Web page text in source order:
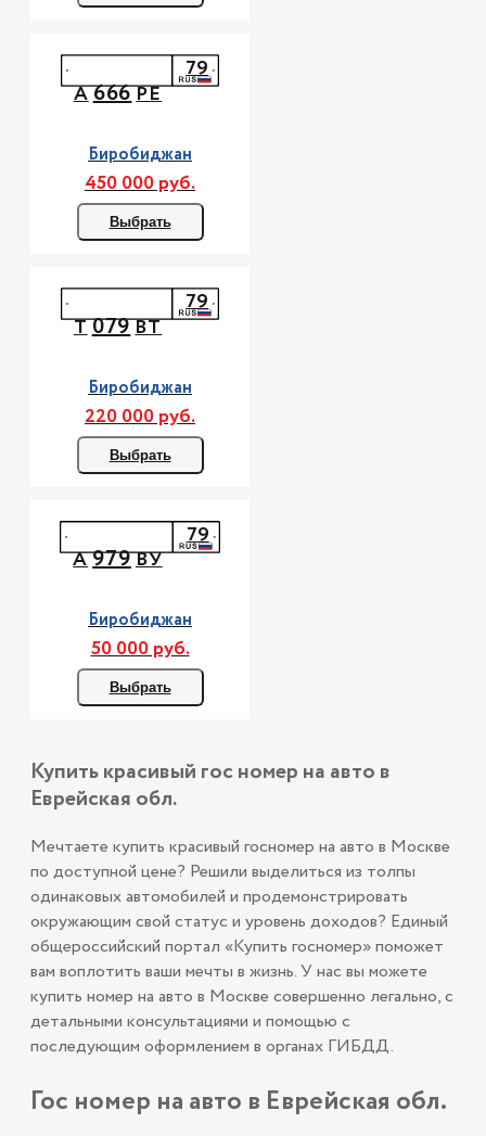
А666РЕ
79
Биробиджан
450 000 руб.
Выбрать
Т079ВТ
79
Биробиджан
220 000 руб.
Выбрать
А979ВУ
79
Биробиджан
50 000 руб.
Выбрать
Купить красивый гос номер на авто в
Еврейская обл.
Мечтаете купить красивый госномер на авто в Москве
по доступной цене? Решили выделиться из толпы
одинаковых автомобилей и продемонстрировать
окружающим свой статус и уровень доходов? Единый
общероссийский портал «Купить госномер» поможет
вам воплотить ваши мечты в жизнь. У нас вы можете
купить номер на авто в Москве совершенно легально, с
детальными консультациями и помощью с
последующим оформлением в органах ГИБДД.
Гос номер на авто в Еврейская обл.